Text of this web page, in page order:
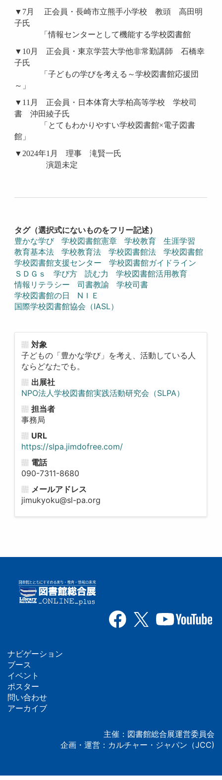
▼7月 正会員・長崎市立熊手小学校 教頭 高田明
子氏
「情報センターとして機能する学校図書館
▼10月 正会員・東京学芸大学他非常勤講師 石橋幸
子氏
「子どもの学びを考える～学校図書館応援団
～」
▼11月 正会員・日本体育大学柏高等学校 学校司
書 沖田綾子氏
「とてもわかりやすい学校図書館×電子図書
館 」
▼2024年1月 理事 滝賢一氏
演題未定
タグ（選択式にないものをフリー記述）
豊かな学び
学校図書館憲章 学校教育
生涯学習
教育基本法
学校教育法 学校図書館法
学校図書館
学校図書館支援センター
学校図書館ガイドライン
ＳＤＧｓ
学び方 読む力
学校図書館活用教育
情報リテラシー
司書教諭
学校司書
学校図書館の日
NＩＥ
国際学校図書館協会（IASL）
対象
子どもの「豊かな学び」を考え、活動している人
ならどなたでも。
出展社
NPO法人学校図書館実践活動研究会（SLPA）
担当者
事務局
URL
https://slpa.jimdofree.com/
電話
090-7311-8680
メールアドレス
jimukyoku@sl-pa.org
フ
ッ
タ
ナビゲーション
ブース
イベント
ポスター
問い合わせ
アーカイブ
主催：図書館総合展運営委員会
企画・運営：カルチャー・ジャパン（JCC)